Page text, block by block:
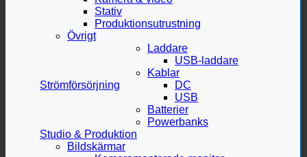
Stativ
Produktionsutrustning
Övrigt
Strömförsörjning
Laddare
USB-laddare
Kablar
DC
USB
Batterier
Powerbanks
Studio & Produktion
Bildskärmar